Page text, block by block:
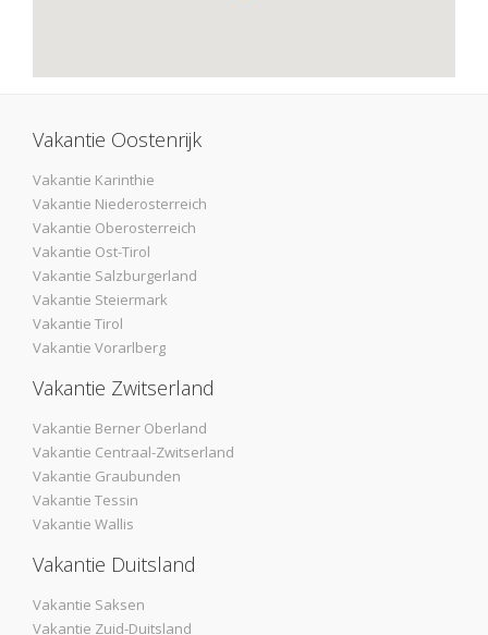
Vakantie Oostenrijk
Vakantie Karinthie
Vakantie Niederosterreich
Vakantie Oberosterreich
Vakantie Ost-Tirol
Vakantie Salzburgerland
Vakantie Steiermark
Vakantie Tirol
Vakantie Vorarlberg
Vakantie Zwitserland
Vakantie Berner Oberland
Vakantie Centraal-Zwitserland
Vakantie Graubunden
Vakantie Tessin
Vakantie Wallis
Vakantie Duitsland
Vakantie Saksen
Vakantie Zuid-Duitsland